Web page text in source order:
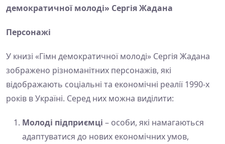
демократичної молоді» Сергія Жадана
Персонажі
У книзі «Гімн демократичної молоді» Сергія Жадана
зображено різноманітних персонажів, які
відображають соціальні та економічні реалії 1990-х
років в Україні. Серед них можна виділити:
Молоді підприємці – особи, які намагаються
адаптуватися до нових економічних умов,